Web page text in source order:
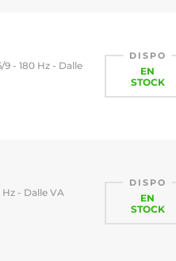
9 - 180 Hz - Dalle
DISPO
EN
STOCK
- Dalle VA
DISPO
EN
STOCK